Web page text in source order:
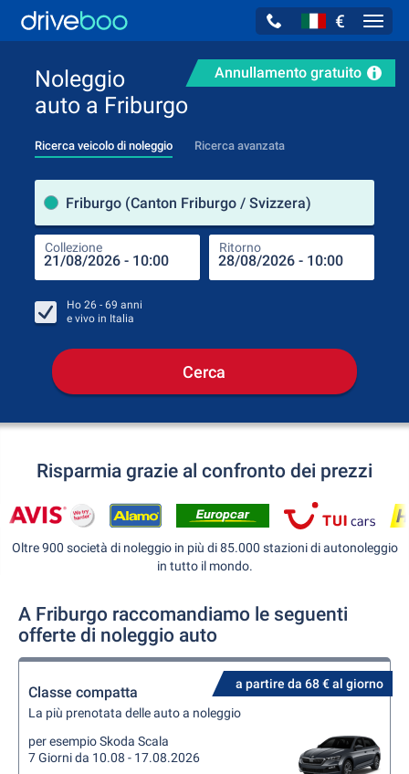
€
Annullamento gratuito
Noleggio
auto a Friburgo
Ricerca veicolo di noleggio Ricerca avanzata
Friburgo (Canton Friburgo / Svizzera)
Collezione Ritorno
Ho 26 - 69 anni
e vivo in Italia
Cerca
Risparmia grazie al confronto dei prezzi
Oltre 900 società di noleggio in più di 85.000 stazioni di autonoleggio
in tutto il mondo.
A Friburgo raccomandiamo le seguenti
offerte di noleggio auto
a partire da 68 € al giorno
Classe compatta
La più prenotata delle auto a noleggio
per esempio Skoda Scala
7 Giorni da 10.08 - 17.08.2026